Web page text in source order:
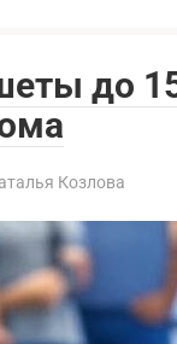
до
Козлова